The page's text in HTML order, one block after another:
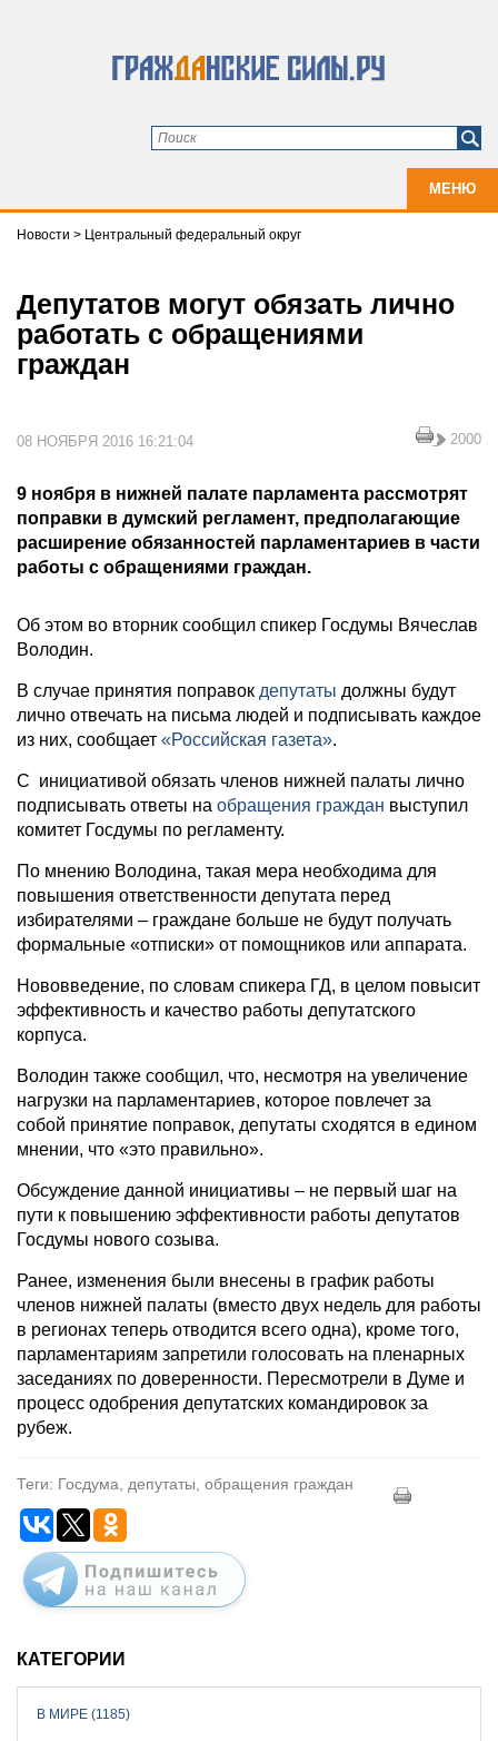
МЕНЮ
Новости > Центральный федеральный округ
Депутатов могут обязать лично
работать с обращениями
граждан
08 НОЯБРЯ 2016 16:21:04 2000
9 ноября в нижней палате парламента рассмотрят
поправки в думский регламент, предполагающие
расширение обязанностей парламентариев в части
работы с обращениями граждан.
Об этом во вторник сообщил спикер Госдумы Вячеслав
Володин.
В случае принятия поправок депутаты должны будут
лично отвечать на письма людей и подписывать каждое
из них, сообщает «Российская газета».
С инициативой обязать членов нижней палаты лично
подписывать ответы на обращения граждан выступил
комитет Госдумы по регламенту.
По мнению Володина, такая мера необходима для
повышения ответственности депутата перед
избирателями – граждане больше не будут получать
формальные «отписки» от помощников или аппарата.
Нововведение, по словам спикера ГД, в целом повысит
эффективность и качество работы депутатского
корпуса.
Володин также сообщил, что, несмотря на увеличение
нагрузки на парламентариев, которое повлечет за
собой принятие поправок, депутаты сходятся в едином
мнении, что «это правильно».
Обсуждение данной инициативы – не первый шаг на
пути к повышению эффективности работы депутатов
Госдумы нового созыва.
Ранее, изменения были внесены в график работы
членов нижней палаты (вместо двух недель для работы
в регионах теперь отводится всего одна), кроме того,
парламентариям запретили голосовать на пленарных
заседаниях по доверенности. Пересмотрели в Думе и
процесс одобрения депутатских командировок за
рубеж.
Теги: Госдума, депутаты, обращения граждан
КАТЕГОРИИ
В МИРЕ (1185)